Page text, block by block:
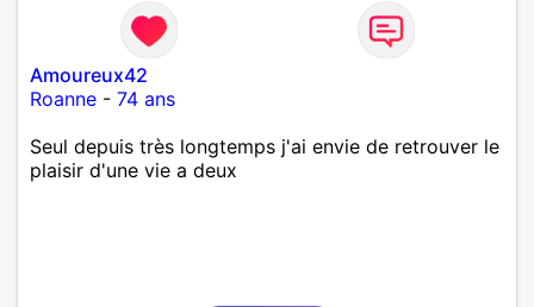
Amoureux42
Roanne - 74 ans
Seul depuis très longtemps j'ai envie de retrouver le
plaisir d'une vie a deux